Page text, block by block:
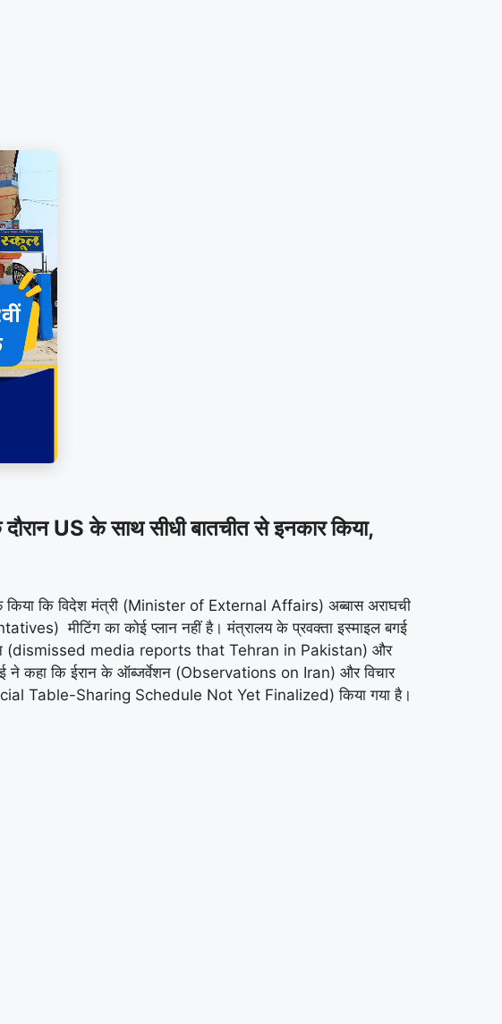
US के साथ सीधी बातचीत से इनकार किया,
कि विदेश मंत्री (Minister of External Affairs) अब्बास अराघची
मीटिंग का कोई प्लान नहीं है। मंत्रालय के प्रवक्ता इस्माइल बगई
(dismissed media reports that Tehran in Pakistan) और
कहा कि ईरान के ऑब्जर्वेशन (Observations on Iran) और विचार
Table-Sharing Schedule Not Yet Finalized) किया गया है।